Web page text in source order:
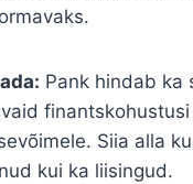
Pank hindab ka
Siia alla
kui ka liisingud.